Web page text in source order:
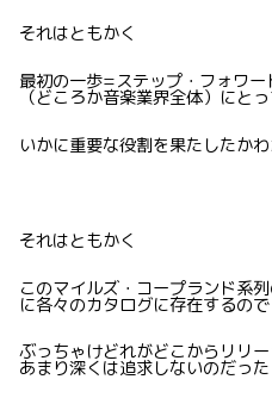
それはともかく
最初の一歩=ステップ・フォワ
（どころか音楽業界全体）にと
いかに重要な役割を果たしたか
それはともかく
このマイルズ・コープランド系
に各々のカタログに存在するので
ぶっちゃけどれがどこからリリ
あまり深くは追求しないのだった